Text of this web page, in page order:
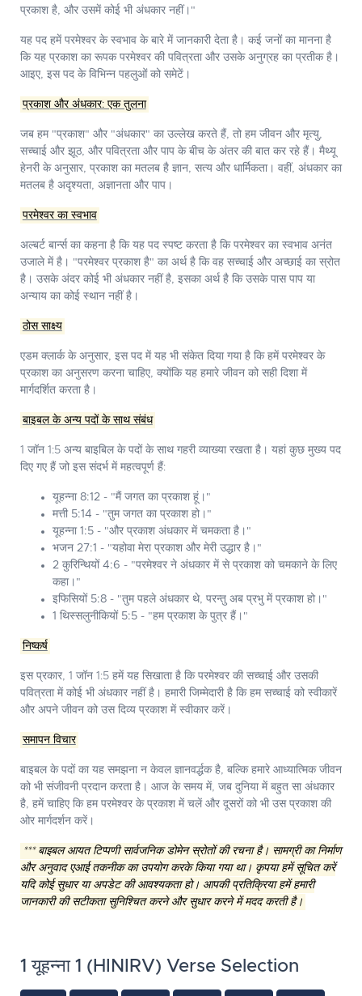
प्रकाश है, और उसमें कोई भी अंधकार नहीं।"
यह पद हमें परमेश्वर के स्वभाव के बारे में जानकारी देता है। कई जनों का मानना है
कि यह प्रकाश का रूपक परमेश्वर की पवित्रता और उसके अनुग्रह का प्रतीक है।
आइए, इस पद के विभिन्न पहलुओं को समेटें।
प्रकाश और अंधकार: एक तुलना
जब हम "प्रकाश" और "अंधकार" का उल्लेख करते हैं, तो हम जीवन और मृत्यु,
सच्चाई और झूठ, और पवित्रता और पाप के बीच के अंतर की बात कर रहे हैं। मैथ्यू
हेनरीके अनुसार, प्रकाश का मतलब है ज्ञान, सत्य और धार्मिकता। वहीं, अंधकार का
मतलब है अदृश्यता, अज्ञानता और पाप।
परमेश्वर का स्वभाव
अल्बर्ट बार्न्सका कहना है कि यह पद स्पष्ट करता है कि परमेश्वर का स्वभाव अनंत
उजाले में है। "परमेश्वर प्रकाश है" का अर्थ है कि वह सच्चाई और अच्छाई का स्रोत
है। उसके अंदर कोई भी अंधकार नहीं है, इसका अर्थ है कि उसके पास पाप या
अन्याय का कोई स्थान नहीं है।
ठोस साक्ष्य
एडम क्लार्कके अनुसार, इस पद में यह भी संकेत दिया गया है कि हमें परमेश्वर के
प्रकाश का अनुसरण करना चाहिए, क्योंकि यह हमारे जीवन को सही दिशा में
मार्गदर्शित करता है।
बाइबल के अन्य पदों के साथ संबंध
1 जॉन 1:5 अन्य बाइबिल के पदों के साथ गहरी व्याख्या रखता है। यहां कुछ मुख्य पद
दिए गए हैं जो इस संदर्भ में महत्वपूर्ण हैं:
यूहन्ना 8:12 - "मैं जगत का प्रकाश हूं।"
मत्ती 5:14 - "तुम जगत का प्रकाश हो।"
यूहन्ना 1:5 - "और प्रकाश अंधकार में चमकता है।"
भजन 27:1 - "यहोवा मेरा प्रकाश और मेरी उद्धार है।"
2 कुरिन्थियों 4:6 - "परमेश्वर ने अंधकार में से प्रकाश को चमकाने के लिए
कहा।"
इफिसियों 5:8 - "तुम पहले अंधकार थे, परन्तु अब प्रभु में प्रकाश हो।"
1 थिस्सलुनीकियों 5:5 - "हम प्रकाश के पुत्र हैं।"
निष्कर्ष
इस प्रकार, 1 जॉन 1:5 हमें यह सिखाता है कि परमेश्वर की सच्चाई और उसकी
पवित्रता में कोई भी अंधकार नहीं है। हमारी जिम्मेदारी है कि हम सच्चाई को स्वीकारें
और अपने जीवन को उस दिव्य प्रकाश में स्वीकार करें।
समापन विचार
बाइबल के पदों का यह समझना न केवल ज्ञानवर्द्धक है, बल्कि हमारे आध्यात्मिक जीवन
को भी संजीवनी प्रदान करता है। आज के समय में, जब दुनिया में बहुत सा अंधकार
है, हमें चाहिए कि हम परमेश्वर के प्रकाश में चलें और दूसरों को भी उस प्रकाश की
ओर मार्गदर्शन करें।
*** बाइबल आयत टिप्पणी सार्वजनिक डोमेन स्रोतों की रचना है। सामग्री का निर्माण
और अनुवाद एआई तकनीक का उपयोग करके किया गया था। कृपया हमें सूचित करें
यदि कोई सुधार या अपडेट की आवश्यकता हो। आपकी प्रतिक्रिया हमें हमारी
जानकारी की सटीकता सुनिश्चित करने और सुधार करने में मदद करती है।
1 यूहन्ना 1 (HINIRV) Verse Selection